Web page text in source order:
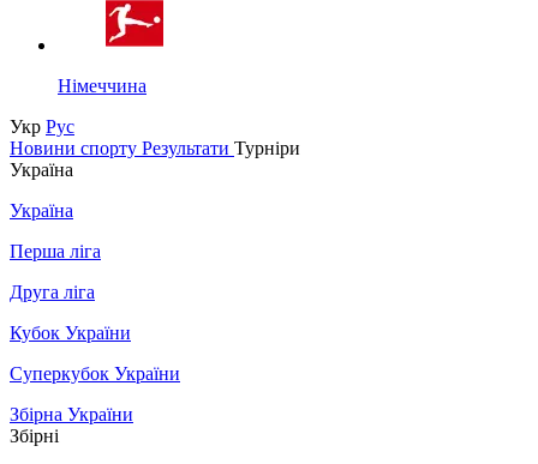
Німеччина
Укр Рус
Новини спорту Результати Турніри
Україна
Україна
Перша ліга
Друга ліга
Кубок України
Суперкубок України
Збірна України
Збірні